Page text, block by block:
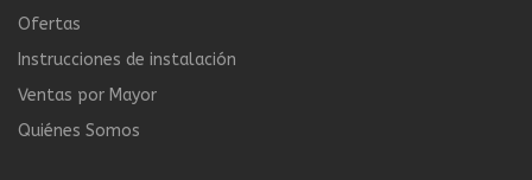
Ofertas
Instrucciones de instalación
Ventas por Mayor
Quiénes Somos